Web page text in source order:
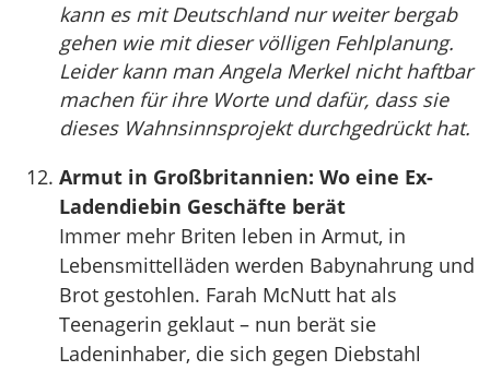
kann es mit Deutschland nur weiter bergab
gehen wie mit dieser völligen Fehlplanung.
Leider kann man Angela Merkel nicht haftbar
machen für ihre Worte und dafür, dass sie
dieses Wahnsinnsprojekt durchgedrückt hat.
Armut in Großbritannien: Wo eine Ex-
Ladendiebin Geschäfte berät
Immer mehr Briten leben in Armut, in
Lebensmittelläden werden Babynahrung und
Brot gestohlen. Farah McNutt hat als
Teenagerin geklaut – nun berät sie
Ladeninhaber, die sich gegen Diebstahl